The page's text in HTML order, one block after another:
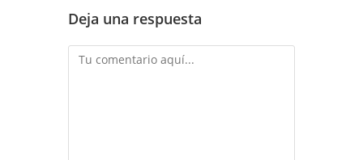
Deja una respuesta
Comentario